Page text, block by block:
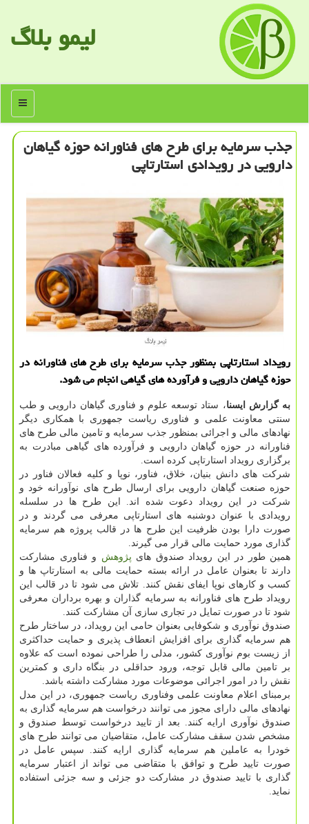
لیمو بلاگ
منو
جذب سرمایه برای طرح های فناورانه حوزه گیاهان
دارویی در رویدادی استارتاپی
رویداد استارتاپی بمنظور جذب سرمایه برای طرح های فناورانه در
حوزه گیاهان دارویی و فرآورده های گیاهی انجام می شود.
به گزارش ایسنا، ستاد توسعه علوم و فناوری گیاهان دارویی و طب
سنتی معاونت علمی و فناوری ریاست جمهوری با همکاری دیگر
نهادهای مالی و اجرائی بمنظور جذب سرمایه و تامین مالی طرح های
فناورانه در حوزه گیاهان دارویی و فرآورده های گیاهی مبادرت به
برگزاری رویداد استارتاپی کرده است.
شرکت های دانش بنیان، خلاق، فناور، نوپا و کلیه فعالان فناور در
حوزه صنعت گیاهان دارویی برای ارسال طرح های نوآورانه خود و
شرکت در این رویداد دعوت شده اند. این طرح ها در سلسله
رویدادی با عنوان دوشنبه های استارتاپی معرفی می گردند و در
صورت دارا بودن ظرفیت این طرح ها در قالب پروژه هم سرمایه
گذاری مورد حمایت مالی قرار می گیرند.
همین طور در این رویداد صندوق های پژوهش و فناوری مشارکت
دارند تا بعنوان عامل در ارائه بسته حمایت مالی به استارتاپ ها و
کسب و کارهای نوپا ایفای نقش کنند. تلاش می شود تا در قالب این
رویداد طرح های فناورانه به سرمایه گذاران و بهره برداران معرفی
شود تا در صورت تمایل در تجاری سازی آن مشارکت کنند.
صندوق نوآوری و شکوفایی بعنوان حامی این رویداد، در ساختار طرح
هم سرمایه گذاری برای افزایش انعطاف پذیری و حمایت حداکثری
از زیست بوم نوآوری کشور، مدلی را طراحی نموده است که علاوه
بر تامین مالی قابل توجه، ورود حداقلی در بنگاه داری و کمترین
نقش را در امور اجرائی موضوعات مورد مشارکت داشته باشد.
برمبنای اعلام معاونت علمی وفناوری ریاست جمهوری، در این مدل
نهادهای مالی دارای مجوز می توانند درخواست هم سرمایه گذاری به
صندوق نوآوری ارایه کنند. بعد از تایید درخواست توسط صندوق و
مشخص شدن سقف مشارکت عامل، متقاضیان می توانند طرح های
خودرا به عاملین هم سرمایه گذاری ارایه کنند. سپس عامل در
صورت تایید طرح و توافق با متقاضی می تواند از اعتبار سرمایه
گذاری با تایید صندوق در مشارکت دو جزئی و سه جزئی استفاده
نماید.